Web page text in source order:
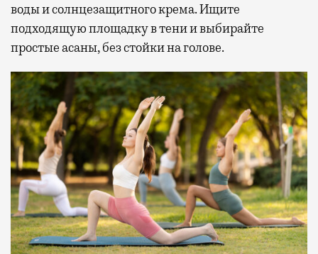
воды и солнцезащитного крема. Ищите
подходящую площадку в тени и выбирайте
простые асаны, без стойки на голове.